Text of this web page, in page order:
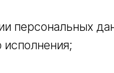
персональных